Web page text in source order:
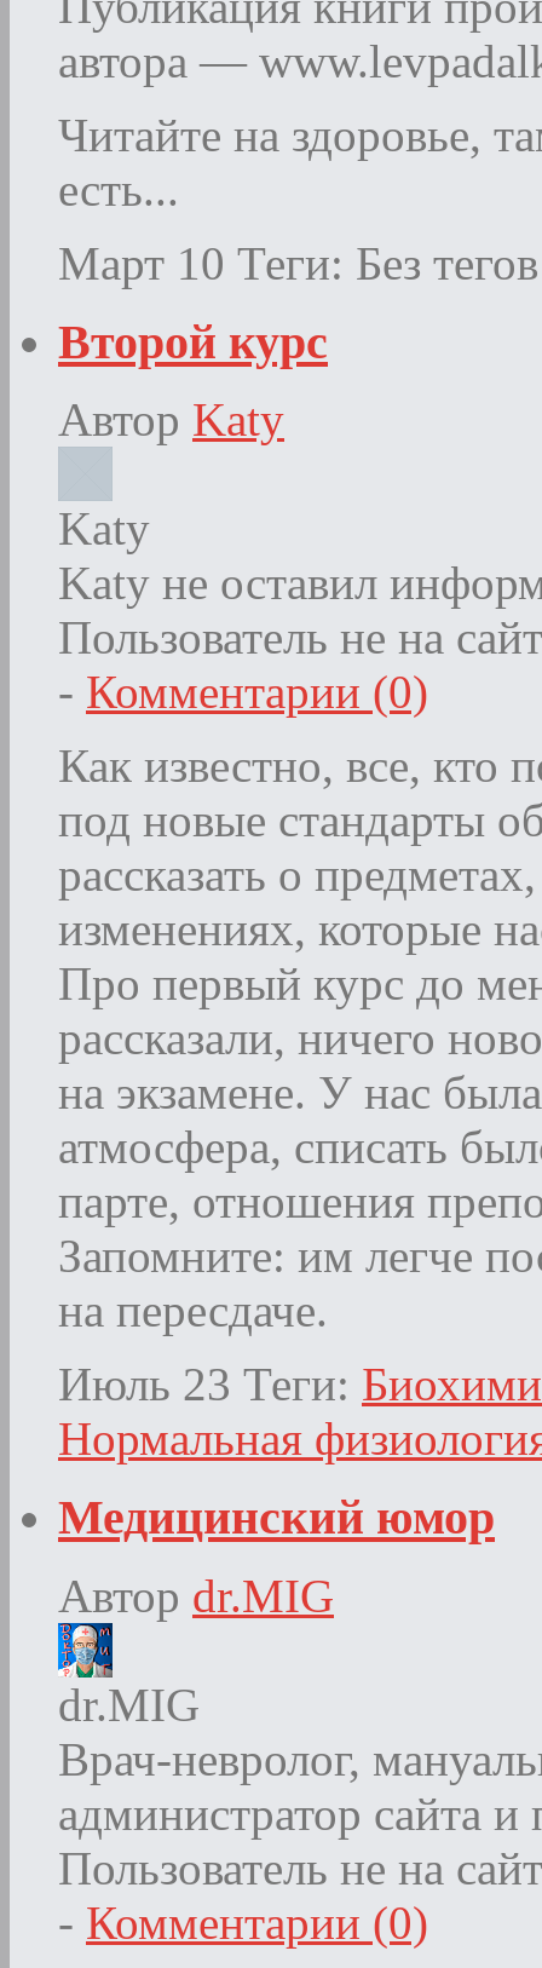
автора —
Читайте на здоровье,
есть...
Март 10 Теги: Без тегов
Второй курс
Автор Katy
Katy
Katy не оставил
Пользователь не на
- Комментарии (0)
Как известно, все, кто
под новые стандарты
рассказать о
изменениях, которые
Про первый курс до
рассказали, ничего
на экзамене. У нас
атмосфера, списать
парте, отношения
Запомните: им легче
на пересдаче.
Июль 23 Теги:
Нормальная
Медицинский юмор
Автор dr.MIG
dr.MIG
Врач-невролог,
администратор сайта
Пользователь не на
- Комментарии (0)